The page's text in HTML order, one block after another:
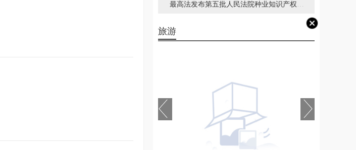
长17.82%
最高法发布第五批人民法院种业知识产权司
旅游